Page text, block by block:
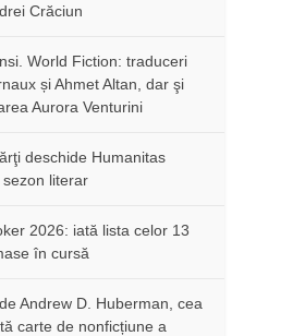
Crăciun
World Fiction: traduceri
și Ahmet Altan, dar şi
Aurora Venturini
deschide Humanitas
literar
2026: iată lista celor 13
în cursă
de Andrew D. Huberman, cea
carte de nonficțiune a